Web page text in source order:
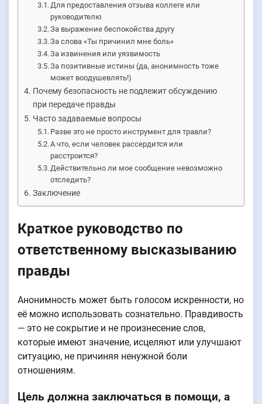
Для предоставления отзыва коллеге или
руководителю
За выражение беспокойства другу
За слова «Ты причинил мне боль»
За извинения или уязвимость
За позитивные истины (да, анонимность тоже
может воодушевлять!)
Почему безопасность не подлежит обсуждению
при передаче правды
Часто задаваемые вопросы
Разве это не просто инструмент для травли?
А что, если человек рассердится или
расстроится?
Действительно ли мое сообщение невозможно
отследить?
Заключение
Краткое руководство по
ответственному высказыванию
правды
Анонимность может быть голосом искренности, но
её можно использовать сознательно. Правдивость
— это не сокрытие и не произнесение слов,
которые имеют значение, исцеляют или улучшают
ситуацию, не причиняя ненужной боли
отношениям.
Цель должна заключаться в помощи, а